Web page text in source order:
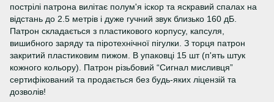
пострілі патрона вилітає полум'я іскор та яскравий спалах на
відстань до 2.5 метрів і дуже гучний звук близько 160 дБ.
Патрон складається з пластикового корпусу, капсуля,
вишибного заряду та піротехнічної пігулки. З торця патрон
закритий пластиковим пижом. В упаковці 15 шт (п'ять штук
кожного кольору). Патрон різьбовий “Сигнал мисливця”
сертифікований та продається без будь-яких ліцензій та
дозволів!